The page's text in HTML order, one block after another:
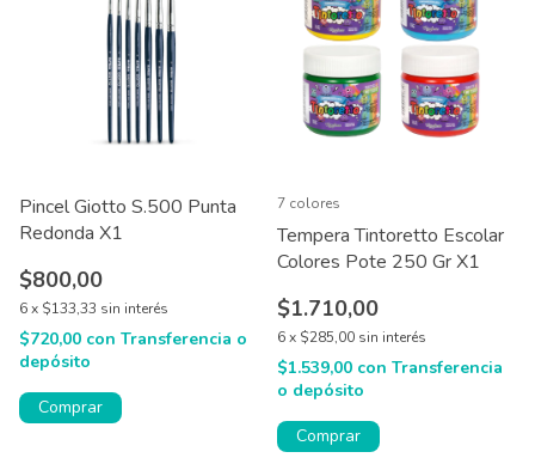
Pincel Giotto S.500 Punta
Redonda X1
$800,00
6x $133,33 sin interés
$720,00 con Transferencia o
depósito
Comprar
Tempera Tintoretto Escolar
Colores Pote 250 Gr X1
$1.710,00
6x $285,00 sin interés
$1.539,00 con Transferencia
o depósito
7 colores
Comprar